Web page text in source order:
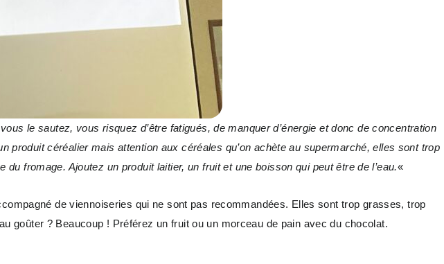
le sautez, vous risquez d’être fatigués, de manquer d’énergie et donc de concentration
produit céréalier mais attention aux céréales qu’on achète au supermarché, elles sont trop
fromage. Ajoutez un produit laitier, un fruit et une boisson qui peut être de l’eau.«
de viennoiseries qui ne sont pas recommandées. Elles sont trop grasses, trop
goûter ? Beaucoup ! Préférez un fruit ou un morceau de pain avec du chocolat.